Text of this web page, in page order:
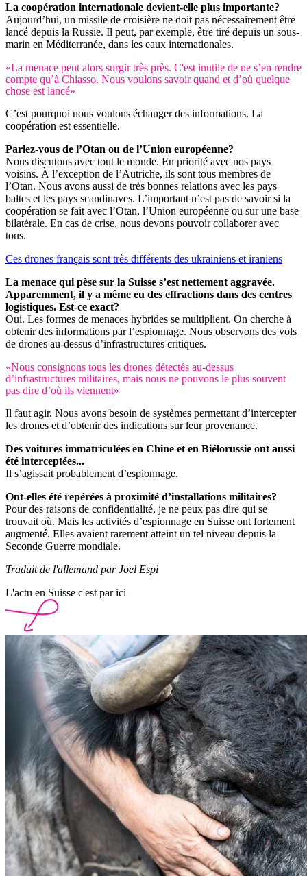
La coopération internationale devient-elle plus importante?
Aujourd’hui, un missile de croisière ne doit pas nécessairement être
lancé depuis la Russie. Il peut, par exemple, être tiré depuis un sous-
marin en Méditerranée, dans les eaux internationales.
«La menace peut alors surgir très près. C'est inutile de ne s’en rendre
compte qu’à Chiasso. Nous voulons savoir quand et d’où quelque
chose est lancé»
C’est pourquoi nous voulons échanger des informations. La
coopération est essentielle.
Parlez-vous de l’Otan ou de l’Union européenne?
Nous discutons avec tout le monde. En priorité avec nos pays
voisins. À l’exception de l’Autriche, ils sont tous membres de
l’Otan. Nous avons aussi de très bonnes relations avec les pays
baltes et les pays scandinaves. L’important n’est pas de savoir si la
coopération se fait avec l’Otan, l’Union européenne ou sur une base
bilatérale. En cas de crise, nous devons pouvoir collaborer avec
tous.
Ces drones français sont très différents des ukrainiens et iraniens
La menace qui pèse sur la Suisse s’est nettement aggravée.
Apparemment, il y a même eu des effractions dans des centres
logistiques. Est-ce exact?
Oui. Les formes de menaces hybrides se multiplient. On cherche à
obtenir des informations par l’espionnage. Nous observons des vols
de drones au-dessus d’infrastructures critiques.
«Nous consignons tous les drones détectés au-dessus
d’infrastructures militaires, mais nous ne pouvons le plus souvent
pas dire d’où ils viennent»
Il faut agir. Nous avons besoin de systèmes permettant d’intercepter
les drones et d’obtenir des indications sur leur provenance.
Des voitures immatriculées en Chine et en Biélorussie ont aussi
été interceptées...
Il s’agissait probablement d’espionnage.
Ont-elles été repérées à proximité d’installations militaires?
Pour des raisons de confidentialité, je ne peux pas dire qui se
trouvait où. Mais les activités d’espionnage en Suisse ont fortement
augmenté. Elles avaient rarement atteint un tel niveau depuis la
Seconde Guerre mondiale.
Traduit de l'allemand par Joel Espi
L'actu en Suisse c'est par ici